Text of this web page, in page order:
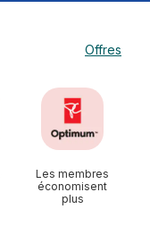
Offres
Les membres
économisent
plus